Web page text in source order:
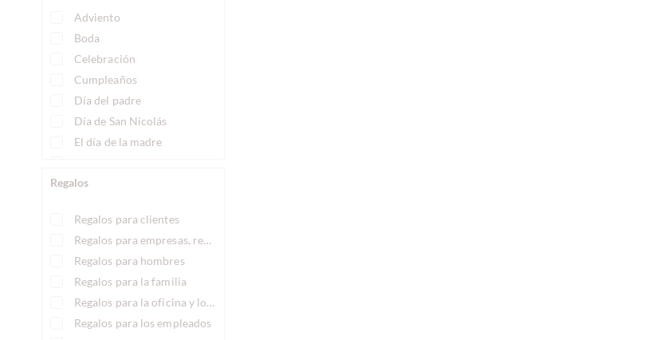
Adviento
Boda
Celebración
Cumpleaños
Día del padre
Día de San Nicolás
El día de la madre
Lo siento
Navidad
noche de chicas
Pascua
Regalo de invitados
Regalo para hombres
Regalos
Regalos para clientes
Regalos para empresas, regalos corporativos
Regalos para hombres
Regalos para la familia
Regalos para la oficina y los colegas
Regalos para los empleados